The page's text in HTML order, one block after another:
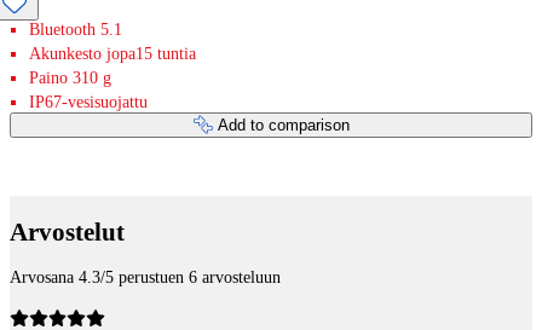
Bluetooth 5.1
Akunkesto jopa15 tuntia
Paino 310 g
IP67-vesisuojattu
Add to comparison
Arvostelut
Arvosana 4.3/5 perustuen 6 arvosteluun